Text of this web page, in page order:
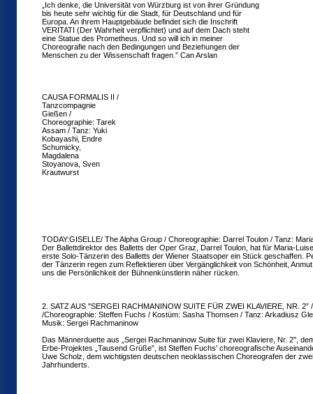
„Ich denke, die Universität von Würzburg ist von ihrer Gründung
bis heute sehr wichtig für die Stadt, für Deutschland und für
Europa. An ihrem Hauptgebäude befindet sich die Inschrift
VERITATI (Der Wahrheit verpflichtet) und auf dem Dach steht
eine Statue des Prometheus. Und so will ich in meiner
Choreografie nach den Bedingungen und Beziehungen der
Menschen zu der Wissenschaft fragen.” Can Arslan
CAUSA FORMALIS II /
Tanzcompagnie
Gießen /
Choreographie: Tarek
Assam / Tanz: Yuki
Kobayashi, Endre
Schumicky,
Magdalena
Stoyanova, Sven
Krautwurst
TODAY:GISELLE/ The Alpha Group / Choreographie: Darrel Toulon / Tanz:
Der Ballettdirektor des Balletts der Oper Graz, Darrel Toulon, hat für Maria-
erste Solo-Tänzerin des Balletts der Wiener Staatsoper ein Stück geschaffen.
der Tänzerin regen zum Reflektieren über Vergänglichkeit von Schönheit,
uns die Persönlichkeit der Bühnenkünstlerin näher rücken.
2. SATZ AUS "SERGEI RACHMANINOW SUITE FÜR ZWEI KLAVIERE, NR. 2”
/Choreographie: Steffen Fuchs / Kostüm: Sasha Thomsen / Tanz: Arkadiusz
Musik: Sergei Rachmaninow
Das Männerduette aus „Sergei Rachmaninow Suite für zwei Klaviere, Nr. 2",
Erbe-Projektes „Tausend Grüße”, ist Steffen Fuchs' choreografische
Uwe Scholz, dem wichtigsten deutschen neoklassischen Choreografen der
Jahrhunderts.